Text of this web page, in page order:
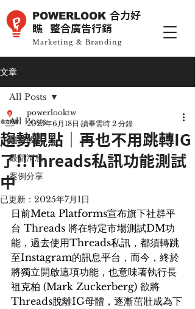
POWERLOOK 合力好
瞧 整合廣告行銷
Marketing & Branding
文章
All Posts
趨勢觀點
最新消息
案例分享
All Posts
趨勢觀點｜再也不用跳轉IG
了!!Threads私訊功能測試
中
powerlooktw
2025年6月18日 讀畢需時 2 分鐘
已更新： 2025年7月1日
日前Meta Platforms宣布旗下社群平
台 Threads 將在特定市場測試DM功
能，過去使用Threads私訊，都須轉跳
至Instagram的訊息平台，而今，終於
將獨立開啟這項功能，也意味著執行長
祖克柏 (Mark Zuckerberg) 欲將
Threads脫離IG母體，逐漸茁壯成為下